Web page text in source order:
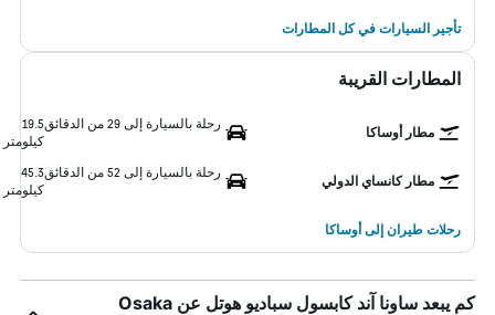
تأجير السيارات في كل المطارات
المطارات القريبة
مطار أوساكا
رحلة بالسيارة إلى 29 من الدقائق
19.5
كيلومتر
مطار كانساي الدولي
رحلة بالسيارة إلى 52 من الدقائق
45.3
كيلومتر
رحلات طيران إلى أوساكا
كم يبعد ساونا آند كابسول سباديو هوتل عن Osaka